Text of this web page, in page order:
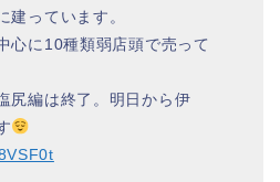
建っています。
心に10種類弱店頭で売って
尻編は終了。明日から伊